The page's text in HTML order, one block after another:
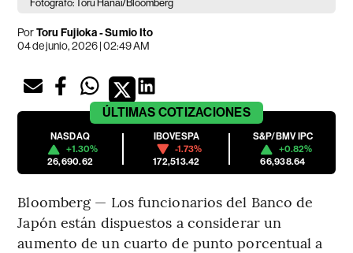
Fotógrafo: Toru Hanai/Bloomberg
PorToru Fujioka - Sumio Ito
04 de junio, 2026 | 02:49 AM
ÚLTIMAS COTIZACIONES
NASDAQ
+1.30%
26,690.62
IBOVESPA
-1.73%
172,513.42
S&P/BMV IPC
+0.82%
66,938.64
Bloomberg — Los funcionarios del Banco de
Japón están dispuestos a considerar un
aumento de un cuarto de punto porcentual a